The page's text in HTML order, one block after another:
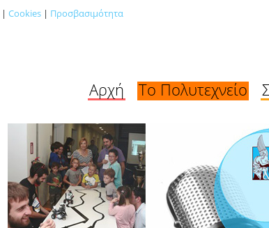
| Cookies | Προσβασιμότητα
Αρχή Το Πολυτεχνείο